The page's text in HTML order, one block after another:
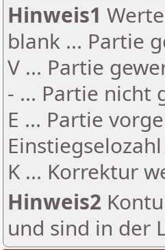
Hinweis1
blank ... Partie
V ... Partie
- ... Partie nicht
E ... Partie
K ... Korrektur
Hinweis2
und sind in der